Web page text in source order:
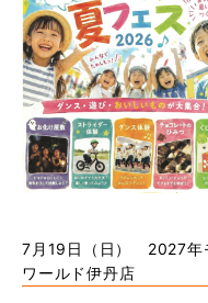
7月19日（日） 2027年
ワールド伊丹店